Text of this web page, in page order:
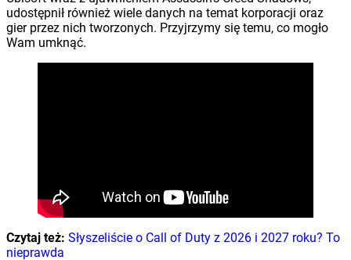
udostępnił również wiele danych na temat korporacji oraz
gier przez nich tworzonych. Przyjrzymy się temu, co mogło
Wam umknąć.
Czytaj też: Słyszeliście o Call of Duty z 2026 i 2027 roku? To
nieprawda